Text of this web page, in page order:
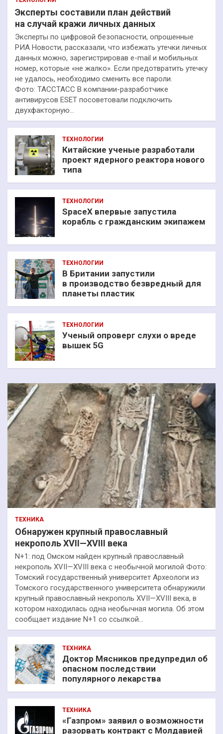
Эксперты составили план действий
на случай кражи личных данных
Эксперты по цифровой безопасности, опрошенные
РИА Новости, рассказали, что избежать утечки личных
данных можно, зарегистрировав e-mail и мобильных
номер, которые «не жалко». Если предотвратить утечку
не удалось, необходимо сменить все пароли.
Фото: ТАССТАСС В компании-разработчике
антивирусов ESET посоветовали подключить
двухфакторную…
ТЕХНОЛОГИИ
Китайские ученые разработали
проект ядерного реактора нового
типа
ТЕХНОЛОГИИ
SpaceX впервые запустила
корабль с гражданским экипажем
ТЕХНОЛОГИИ
В Британии запустили
в производство безвредный для
планеты пластик
ТЕХНОЛОГИИ
Ученый опроверг слухи о вреде
вышек 5G
ТЕХНИКА
Обнаружен крупный православный
некрополь XVII—XVIII века
N+1: под Омском найден крупный православный
некрополь XVII—XVIII века с необычной могилой Фото:
Томский государственный университет Археологи из
Томского государственного университета обнаружили
крупный православный некрополь XVII—XVIII века, в
котором находилась одна необычная могила. Об этом
сообщает издание N+1 со ссылкой…
ТЕХНИКА
Доктор Мясников предупредил об
опасном последствии
популярного лекарства
ТЕХНИКА
«Газпром» заявил о возможности
разорвать контракт с Молдавией